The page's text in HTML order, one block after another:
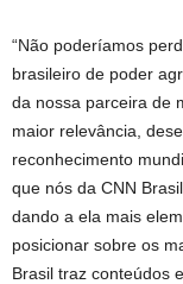
“Não poderíamos
brasileiro de poder
da nossa parceira de
maior relevância,
reconhecimento
que nós da CNN
dando a ela mais
posicionar sobre os
Brasil traz conteúdos